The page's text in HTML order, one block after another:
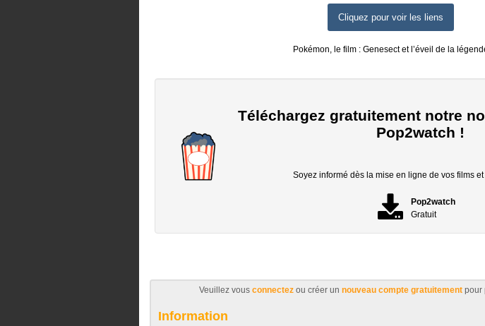
Cliquez pour voir les liens
Pokémon, le film : Genesect et l’éveil de la
Téléchargez gratuitement notre
Pop2watch !
Soyez informé dès la mise en ligne de vos films
Pop2watch
Gratuit
Veuillez vous connectez ou créer un nouveau compte gratuitement pour
Information